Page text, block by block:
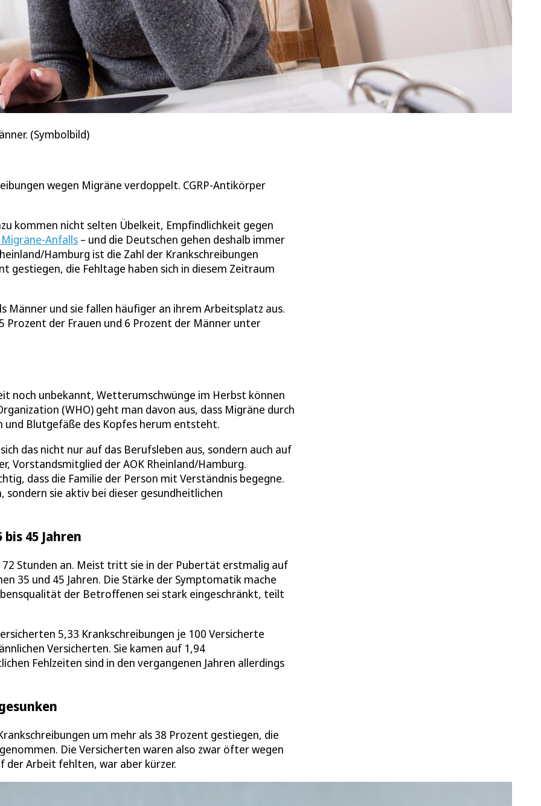
(Symbolbild)
wegen Migräne verdoppelt. CGRP-Antikörper
kommen nicht selten Übelkeit, Empfindlichkeit gegen
Migräne-Anfalls – und die Deutschen gehen deshalb immer
Hamburg ist die Zahl der Krankschreibungen
gestiegen, die Fehltage haben sich in diesem Zeitraum
Männer und sie fallen häufiger an ihrem Arbeitsplatz aus.
Prozent der Frauen und 6 Prozent der Männer unter
noch unbekannt, Wetterumschwünge im Herbst können
(WHO) geht man davon aus, dass Migräne durch
und Blutgefäße des Kopfes herum entsteht.
das nicht nur auf das Berufsleben aus, sondern auch auf
Vorstandsmitglied der AOK Rheinland/Hamburg.
dass die Familie der Person mit Verständnis begegne.
sie aktiv bei dieser gesundheitlichen
45 Jahren
72 Stunden an. Meist tritt sie in der Pubertät erstmalig auf
35 und 45 Jahren. Die Stärke der Symptomatik mache
der Betroffenen sei stark eingeschränkt, teilt
5,33 Krankschreibungen je 100 Versicherte
Versicherten. Sie kamen auf 1,94
Fehlzeiten sind in den vergangenen Jahren allerdings
um mehr als 38 Prozent gestiegen, die
Die Versicherten waren also zwar öfter wegen
der Arbeit fehlten, war aber kürzer.